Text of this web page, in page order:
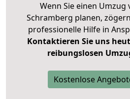
Wenn Sie einen Umzug
Schramberg planen,
professionelle Hilfe in
Kontaktieren Sie uns
reibungslosen
Kostenlose